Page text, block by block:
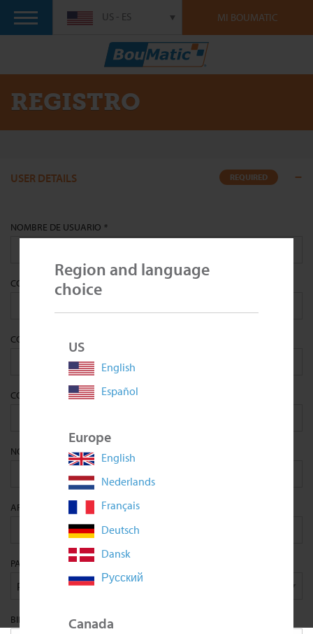
Region and language
choice
US
English
Español
Europe
English
Nederlands
Français
Deutsch
Dansk
Русский
Canada
MI BOUMATIC
US - ES
REGISTRO
USER DETAILS REQUIRED
NOMBRE DE USUARIO *
CORREO ELECTRÓNICO
CONTRASEÑA
CONFIRM PASSWORD *
NOMBRE
APELLIDOS
PAÍS
BIRTHDAY